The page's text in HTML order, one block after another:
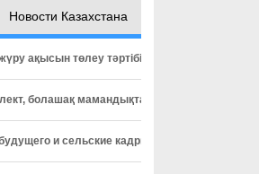
Новости Казахстана
ақысын төлеу тәртібі өзгерді: төлемді
болашақ мамандықтар және ауылдағы
и сельские кадры - о чем спорили